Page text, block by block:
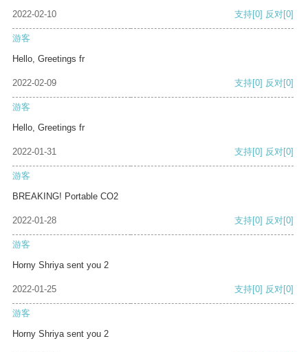
2022-02-10 支持[0] 反对[0]
游客
Hello, Greetings fr
2022-02-09 支持[0] 反对[0]
游客
Hello, Greetings fr
2022-01-31 支持[0] 反对[0]
游客
BREAKING! Portable CO2
2022-01-28 支持[0] 反对[0]
游客
Horny Shriya sent you 2
2022-01-25 支持[0] 反对[0]
游客
Horny Shriya sent you 2